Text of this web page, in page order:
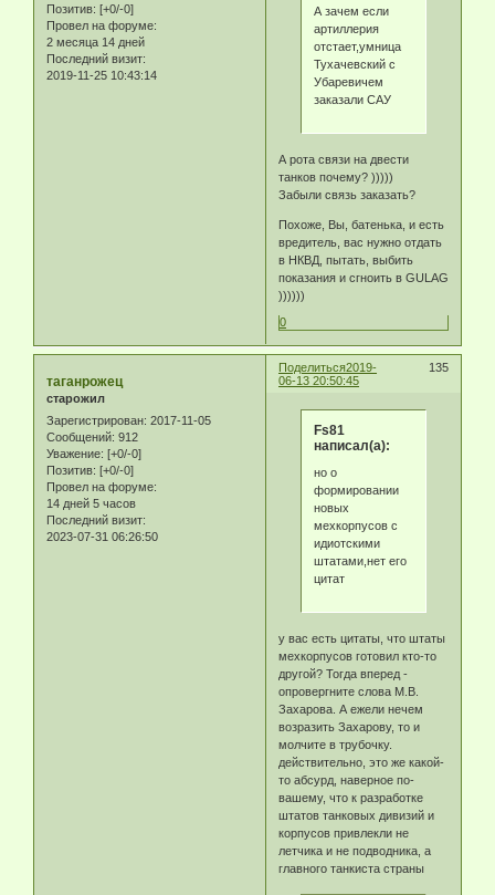
Позитив: [+0/-0]
Провел на форуме:
2 месяца 14 дней
Последний визит:
2019-11-25 10:43:14
А зачем если
артиллерия
отстает,умница
Тухачевский с
Убаревичем
заказали САУ
А рота связи на двести
танков почему? )))))
Забыли связь заказать?
Похоже, Вы, батенька, и есть
вредитель, вас нужно отдать
в НКВД, пытать, выбить
показания и сгноить в GULAG
))))))
0
Поделиться 135
2019-
06-13 20:50:45
таганрожец
старожил
Зарегистрирован: 2017-11-05
Сообщений: 912
Уважение: [+0/-0]
Позитив: [+0/-0]
Провел на форуме:
14 дней 5 часов
Последний визит:
2023-07-31 06:26:50
Fs81
написал(а):
но о
формировании
новых
мехкорпусов с
идиотскими
штатами,нет его
цитат
у вас есть цитаты, что штаты
мехкорпусов готовил кто-то
другой? Тогда вперед -
опровергните слова М.В.
Захарова. А ежели нечем
возразить Захарову, то и
молчите в трубочку.
действительно, это же какой-
то абсурд, наверное по-
вашему, что к разработке
штатов танковых дивизий и
корпусов привлекли не
летчика и не подводника, а
главного танкиста страны